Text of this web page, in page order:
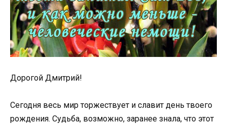
Дорогой Дмитрий!
Сегодня весь мир торжествует и славит день твоего
рождения. Судьба, возможно, заранее знала, что этот